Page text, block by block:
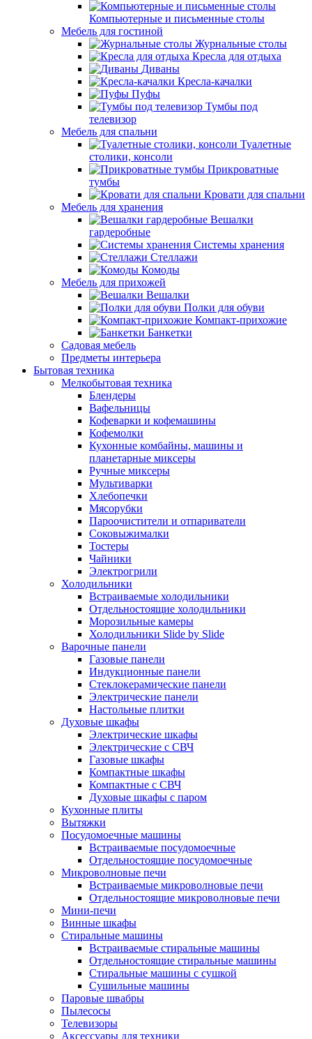
Компьютерные и письменные столы
Мебель для гостиной
Журнальные столы
Кресла для отдыха
Диваны
Кресла-качалки
Пуфы
Тумбы под
телевизор
Мебель для спальни
Туалетные
столики, консоли
Прикроватные
тумбы
Кровати для спальни
Мебель для хранения
Вешалки
гардеробные
Системы хранения
Стеллажи
Комоды
Мебель для прихожей
Вешалки
Полки для обуви
Компакт-прихожие
Банкетки
Садовая мебель
Предметы интерьера
Бытовая техника
Мелкобытовая техника
Блендеры
Вафельницы
Кофеварки и кофемашины
Кофемолки
Кухонные комбайны, машины и
планетарные миксеры
Ручные миксеры
Мультиварки
Хлебопечки
Мясорубки
Пароочистители и отпариватели
Соковыжималки
Тостеры
Чайники
Электрогрили
Холодильники
Встраиваемые холодильники
Отдельностоящие холодильники
Морозильные камеры
Холодильники Slide by Slide
Варочные панели
Газовые панели
Индукционные панели
Стеклокерамические панели
Электрические панели
Настольные плитки
Духовые шкафы
Электрические шкафы
Электрические с СВЧ
Газовые шкафы
Компактные шкафы
Компактные с СВЧ
Духовые шкафы с паром
Кухонные плиты
Вытяжки
Посудомоечные машины
Встраиваемые посудомоечные
Отдельностоящие посудомоечные
Микроволновые печи
Встраиваемые микроволновые печи
Отдельностоящие микроволновые печи
Мини-печи
Винные шкафы
Стиральные машины
Встраиваемые стиральные машины
Отдельностоящие стиральные машины
Стиральные машины с сушкой
Сушильные машины
Паровые швабры
Пылесосы
Телевизоры
Аксессуары для техники